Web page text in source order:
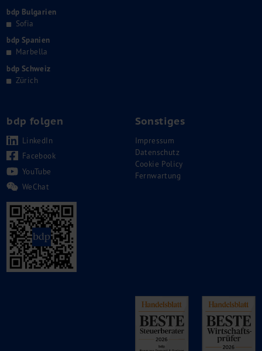
bdp Bulgarien
Sofia
bdp Spanien
Marbella
bdp Schweiz
Zürich
bdp folgen
LinkedIn
Facebook
YouTube
WeChat
Sonstiges
Impressum
Datenschutz
Cookie Policy
Fernwartung